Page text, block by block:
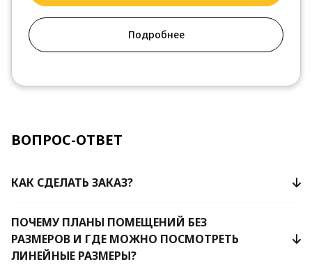
Подробнее
ВОПРОС-ОТВЕТ
КАК СДЕЛАТЬ ЗАКАЗ?
ПОЧЕМУ ПЛАНЫ ПОМЕЩЕНИЙ БЕЗ
РАЗМЕРОВ И ГДЕ МОЖНО ПОСМОТРЕТЬ
ЛИНЕЙНЫЕ РАЗМЕРЫ?